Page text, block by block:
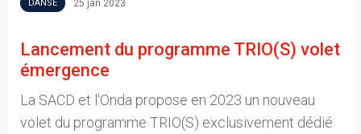
DANSE 25 jan 2023
Lancement du programme TRIO(S) volet
émergence
La SACD et l'Onda propose en 2023 un nouveau
volet du programme TRIO(S) exclusivement dédié